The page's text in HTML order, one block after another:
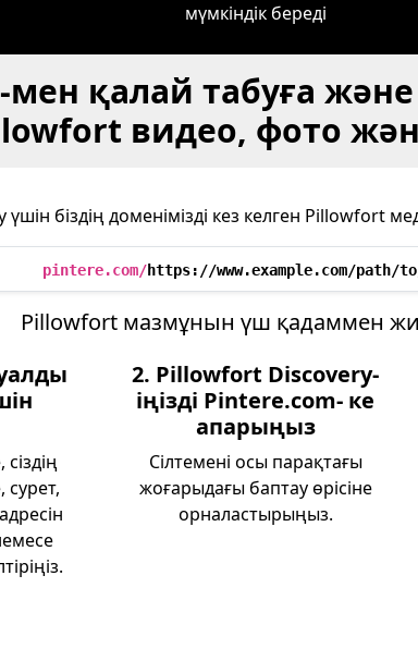
мүмкіндік береді
мен қалай табуға
видео, фото
біздің доменімізді кез келген Pillowfort
pintere.com/https://www.example.com/path/
Pillowfort мазмұнын үш қадаммен
сурет,
2. Pillowfort Discovery-
іңізді Pintere.com- ке
апарыңыз
Сілтемені осы парақтағы
жоғарыдағы баптау өрісіне
орналастырыңыз.